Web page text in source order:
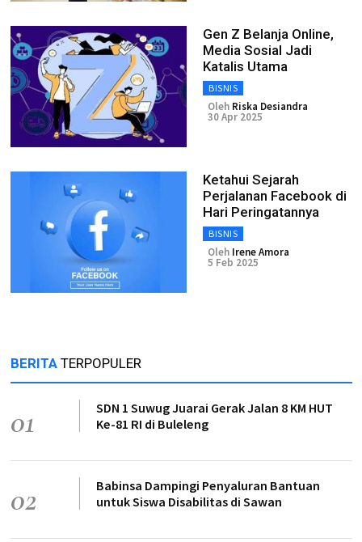
Gen Z Belanja Online,
Media Sosial Jadi
Katalis Utama
BISNIS
Oleh Riska Desiandra
30 Apr 2025
Ketahui Sejarah
Perjalanan Facebook di
Hari Peringatannya
BISNIS
Oleh Irene Amora
5 Feb 2025
BERITA TERPOPULER
01
SDN 1 Suwug Juarai Gerak Jalan 8 KM HUT
Ke-81 RI di Buleleng
02
Babinsa Dampingi Penyaluran Bantuan
untuk Siswa Disabilitas di Sawan